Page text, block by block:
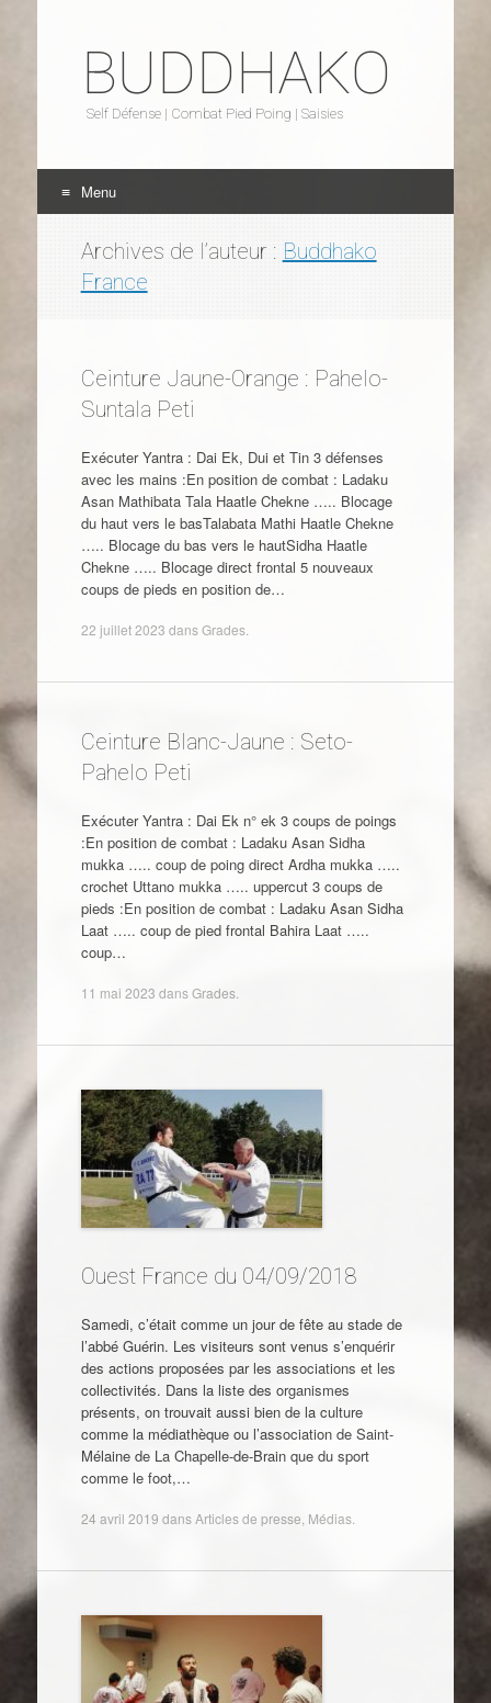
BUDDHAKO
Self Défense | Combat Pied Poing | Saisies
Menu
Archives de l’auteur : Buddhako
France
Ceinture Jaune-Orange : Pahelo-
Suntala Peti
Exécuter Yantra : Dai Ek, Dui et Tin 3 défenses
avec les mains :En position de combat : Ladaku
Asan Mathibata Tala Haatle Chekne ….. Blocage
du haut vers le basTalabata Mathi Haatle Chekne
….. Blocage du bas vers le hautSidha Haatle
Chekne ….. Blocage direct frontal 5 nouveaux
coups de pieds en position de…
22 juillet 2023 dansGrades.
Ceinture Blanc-Jaune : Seto-
Pahelo Peti
Exécuter Yantra : Dai Ek n° ek 3 coups de poings
:En position de combat : Ladaku Asan Sidha
mukka ….. coup de poing direct Ardha mukka …..
crochet Uttano mukka ….. uppercut 3 coups de
pieds :En position de combat : Ladaku Asan Sidha
Laat ….. coup de pied frontal Bahira Laat …..
coup…
11 mai 2023 dansGrades.
Ouest France du 04/09/2018
Samedi, c’était comme un jour de fête au stade de
l’abbé Guérin. Les visiteurs sont venus s’enquérir
des actions proposées par les associations et les
collectivités. Dans la liste des organismes
présents, on trouvait aussi bien de la culture
comme la médiathèque ou l’association de Saint-
Mélaine de La Chapelle-de-Brain que du sport
comme le foot,…
24 avril 2019 dansArticles de presse Médias.